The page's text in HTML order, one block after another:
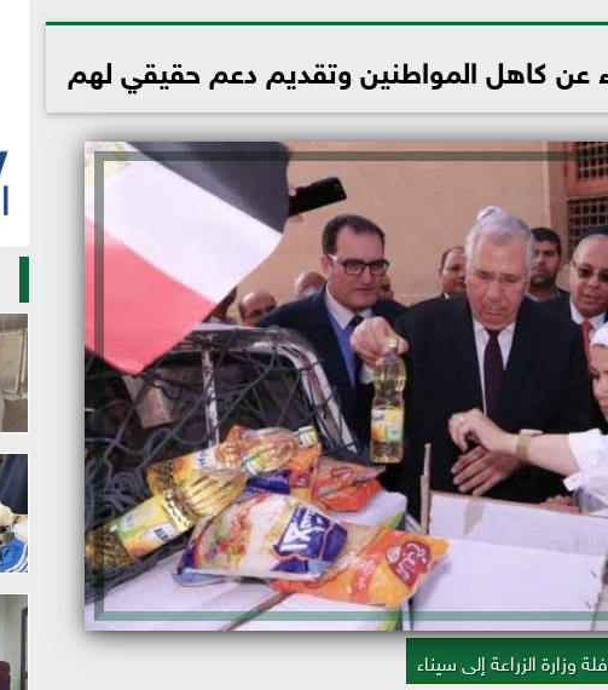
عن كاهل المواطنين وتقديم دعم حقيقي لهم
وزارة الزراعة إلى سيناء